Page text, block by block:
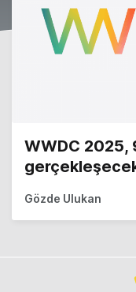
WWDC 2025,
Gözde Ulukan